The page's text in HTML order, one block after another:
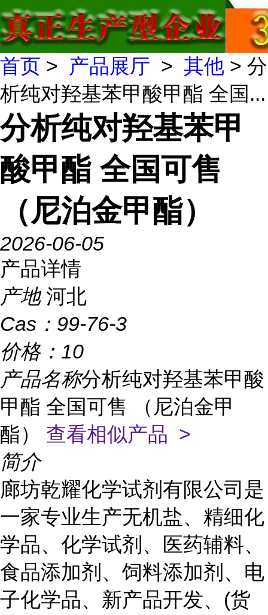
首页 > 产品展厅 > 其他 > 分
析纯对羟基苯甲酸甲酯 全国...
分析纯对羟基苯甲
酸甲酯 全国可售
（尼泊金甲酯）
2026-06-05
产品详情
产地 河北
Cas： 99-76-3
价格： 10
产品名称分析纯对羟基苯甲酸
甲酯 全国可售 （尼泊金甲
酯） 查看相似产品 >
简介
廊坊乾耀化学试剂有限公司是
一家专业生产无机盐、精细化
学品、化学试剂、医药辅料、
食品添加剂、饲料添加剂、电
子化学品、新产品开发、(货